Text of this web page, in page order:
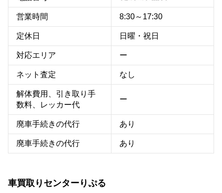
営業時間 8:30～17:30
定休日 日曜・祝日
対応エリア ー
ネット査定 なし
解体費用、引き取り手
数料、レッカー代
ー
廃車手続きの代行 あり
廃車手続きの代行 あり
車買取りセンターりぷる